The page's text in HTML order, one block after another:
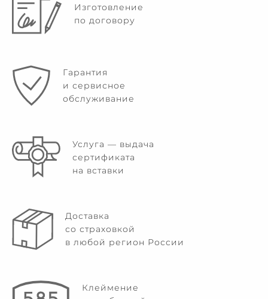
Изготовление
по договору
Гарантия
и сервисное
обслуживание
Услуга — выдача
сертификата
на вставки
Доставка
со страховкой
в любой регион России
Клеймение